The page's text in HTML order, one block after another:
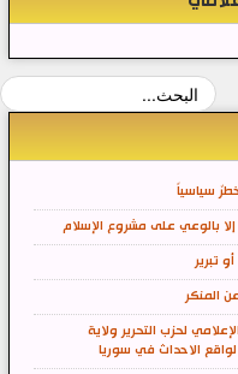
سياسياً
بالوعي على مشروع الإسلام
تبرير
المنكر
لحزب التحرير ولاية
الاحداث في سوريا